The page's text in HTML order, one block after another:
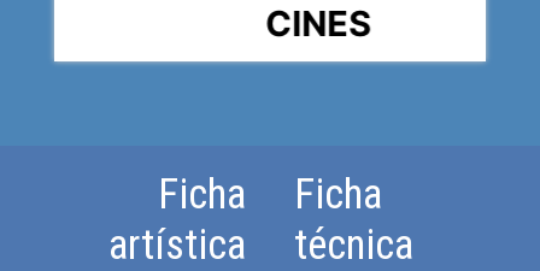
CINES
Ficha
artística
Ficha
técnica